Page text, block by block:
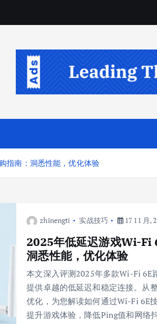
指南：洞悉性能，优化体验
zhinengti 实战技巧 17 11 月,
2025年低延迟游戏Wi-Fi
洞悉性能，优化体验
本文深入评测2025年多款Wi-Fi 6E
提供卓越的低延迟和稳定连接。从
优化，为您解读如何通过Wi-Fi 6E
提升游戏体验，降低Ping值和网络抖